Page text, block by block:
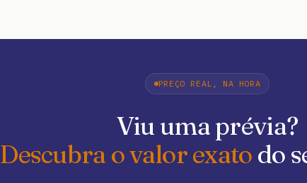
PREÇO REAL, NA HORA
Viu uma prévia?
Descubra o valor exato do